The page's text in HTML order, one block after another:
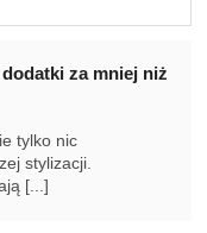
za mniej niż
tylko nic
stylizacji.
[...]